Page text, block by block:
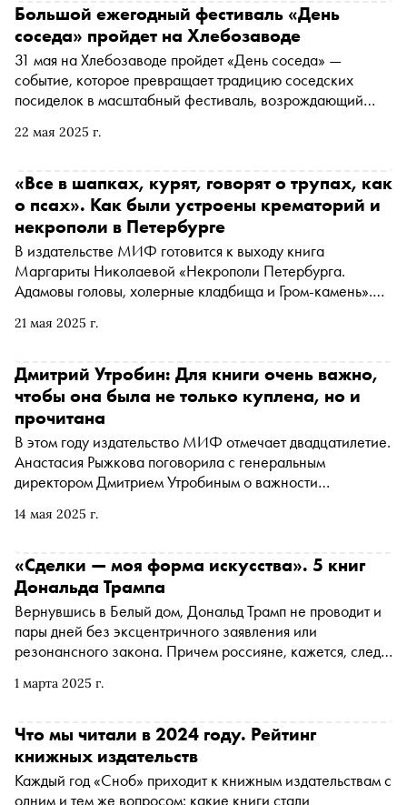
22 мая 2025 г.
Большой ежегодный фестиваль «День
соседа» пройдет на Хлебозаводе
31 мая на Хлебозаводе пройдет «День соседа» —
событие, которое превращает традицию соседских
посиделок в масштабный фестиваль, возрождающий
в лото, шахматам и пинг-понгу, мастер-классы для детей
лекции про район, свопы книг и растений, кинопоказ
под открытым небом и многое другое. Вход на фестиваль
бесплатный
21 мая 2025 г.
«Все в шапках, курят, говорят о трупах, как
о псах». Как были устроены крематорий и
некрополи в Петербурге
В издательстве МИФ готовится к выходу книга
Маргариты Николаевой «Некрополи Петербурга.
Адамовы головы, холерные кладбища и Гром-камень».
кладбища в бывшей столице, что изменилось с приходом
и зеваки
14 мая 2025 г.
Дмитрий Утробин: Для книги очень важно,
чтобы она была не только куплена, но и
прочитана
В этом году издательство МИФ отмечает двадцатилетие.
Анастасия Рыжкова поговорила с генеральным
директором Дмитрием Утробиным о важности
вере в то, что каждая книга найдет своего читателя
1 марта 2025 г.
«Сделки — моя форма искусства». 5 книг
Дональда Трампа
Вернувшись в Белый дом, Дональд Трамп не проводит и
пары дней без эксцентричного заявления или
резонансного закона. Причем россияне, кажется, следят
сами американцы: на фоне новостей о переговорах РФ
Трампом. «Сноб» почитал те, которые вызывают у
российского читателя наибольший интерес, и узнал, что
об этом интересе говорят издатели
Что мы читали в 2024 году. Рейтинг
книжных издательств
Каждый год «Сноб» приходит к книжным издательствам с
одним и тем же вопросом: какие книги стали